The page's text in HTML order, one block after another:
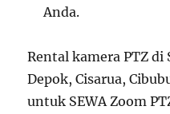
Anda.
Rental kamera PTZ
Depok, Cisarua,
untuk SEWA Zoom